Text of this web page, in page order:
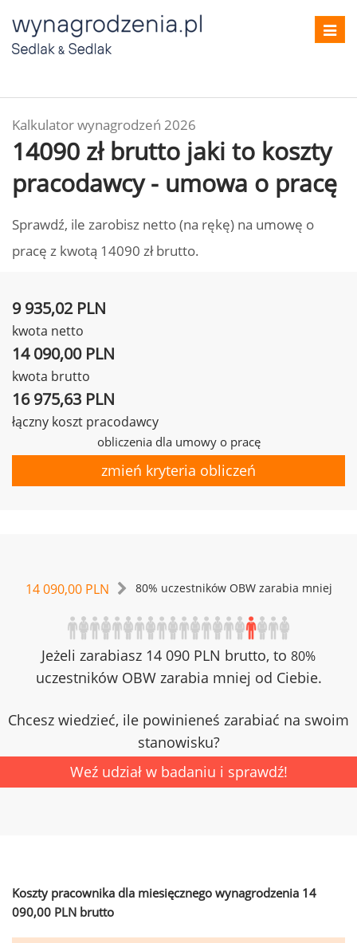
Kalkulator wynagrodzeń 2026
14090 zł brutto jaki to koszty
pracodawcy - umowa o pracę
Sprawdź, ile zarobisz netto (na rękę) na umowę o
pracę z kwotą 14090 zł brutto.
9 935,02 PLN
kwota netto
14 090,00 PLN
kwota brutto
16 975,63 PLN
łączny koszt pracodawcy
obliczenia dla umowy o pracę
zmień kryteria obliczeń
14 090,00 PLN 80% uczestników OBW zarabia mniej
Jeżeli zarabiasz 14 090 PLN brutto, to 80%
uczestników OBW zarabia mniej od Ciebie.
Chcesz wiedzieć, ile powinieneś zarabiać na swoim
stanowisku?
Weź udział w badaniu i sprawdź!
Koszty pracownika dla miesięcznego wynagrodzenia 14
090,00 PLN brutto